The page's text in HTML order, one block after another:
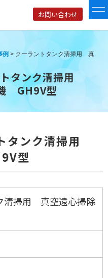
お問い合わせ
例 > クーラントタンク清掃用 真
タンク清掃用
GH9V型
タンク清掃用
型
清掃用 真空遠心掃除